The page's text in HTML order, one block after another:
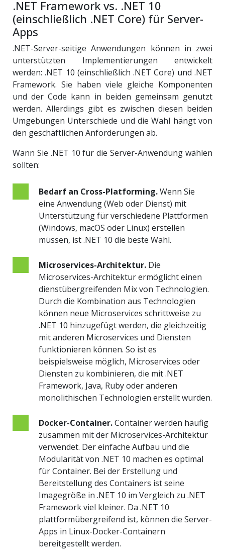
.NET Framework vs. .NET 10
(einschließlich .NET Core) für Server-
Apps
.NET-Server-seitige Anwendungen können in zwei
unterstützten Implementierungen entwickelt
werden: .NET 10 (einschließlich .NET Core) und .NET
Framework. Sie haben viele gleiche Komponenten
und der Code kann in beiden gemeinsam genutzt
werden. Allerdings gibt es zwischen diesen beiden
Umgebungen Unterschiede und die Wahl hängt von
den geschäftlichen Anforderungen ab.
Wann Sie .NET 10 für die Server-Anwendung wählen
sollten:
Bedarf an Cross-Platforming.Wenn Sie
eine Anwendung (Web oder Dienst) mit
Unterstützung für verschiedene Plattformen
(Windows, macOS oder Linux) erstellen
müssen, ist .NET 10 die beste Wahl.
Microservices-Architektur. Die
Microservices-Architektur ermöglicht einen
dienstübergreifenden Mix von Technologien.
Durch die Kombination aus Technologien
können neue Microservices schrittweise zu
.NET 10 hinzugefügt werden, die gleichzeitig
mit anderen Microservices und Diensten
funktionieren können. So ist es
beispielsweise möglich, Microservices oder
Diensten zu kombinieren, die mit .NET
Framework, Java, Ruby oder anderen
monolithischen Technologien erstellt wurden.
Docker-Container.Container werden häufig
zusammen mit der Microservices-Architektur
verwendet. Der einfache Aufbau und die
Modularität von .NET 10 machen es optimal
für Container. Bei der Erstellung und
Bereitstellung des Containers ist seine
Imagegröße in .NET 10 im Vergleich zu .NET
Framework viel kleiner. Da .NET 10
plattformübergreifend ist, können die Server-
Apps in Linux-Docker-Containern
bereitgestellt werden.